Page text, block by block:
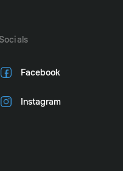
Socials
Facebook
Instagram